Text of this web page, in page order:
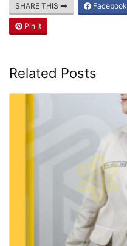
SHARE THIS Facebook
Pin It
Related Posts